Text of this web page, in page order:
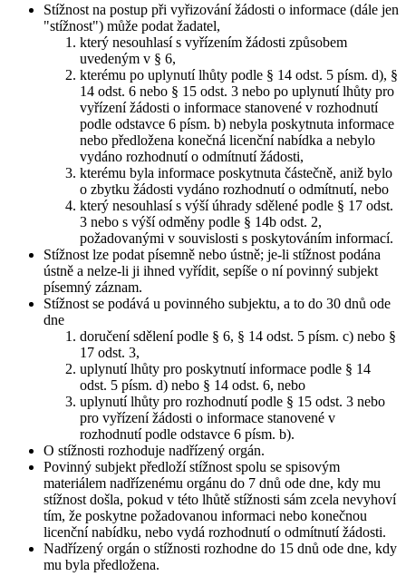
Stížnost na postup při vyřizování žádosti o informace (dále jen
"stížnost") může podat žadatel,
který nesouhlasí s vyřízením žádosti způsobem
uvedeným v § 6,
kterému po uplynutí lhůty podle § 14 odst. 5 písm. d), §
14 odst. 6 nebo § 15 odst. 3 nebo po uplynutí lhůty pro
vyřízení žádosti o informace stanovené v rozhodnutí
podle odstavce 6 písm. b) nebyla poskytnuta informace
nebo předložena konečná licenční nabídka a nebylo
vydáno rozhodnutí o odmítnutí žádosti,
kterému byla informace poskytnuta částečně, aniž bylo
o zbytku žádosti vydáno rozhodnutí o odmítnutí, nebo
který nesouhlasí s výší úhrady sdělené podle § 17 odst.
3 nebo s výší odměny podle § 14b odst. 2,
požadovanými v souvislosti s poskytováním informací.
Stížnost lze podat písemně nebo ústně; je-li stížnost podána
ústně a nelze-li ji ihned vyřídit, sepíše o ní povinný subjekt
písemný záznam.
Stížnost se podává u povinného subjektu, a to do 30 dnů ode
dne
doručení sdělení podle § 6, § 14 odst. 5 písm. c) nebo §
17 odst. 3,
uplynutí lhůty pro poskytnutí informace podle § 14
odst. 5 písm. d) nebo § 14 odst. 6, nebo
uplynutí lhůty pro rozhodnutí podle § 15 odst. 3 nebo
pro vyřízení žádosti o informace stanovené v
rozhodnutí podle odstavce 6 písm. b).
O stížnosti rozhoduje nadřízený orgán.
Povinný subjekt předloží stížnost spolu se spisovým
materiálem nadřízenému orgánu do 7 dnů ode dne, kdy mu
stížnost došla, pokud v této lhůtě stížnosti sám zcela nevyhoví
tím, že poskytne požadovanou informaci nebo konečnou
licenční nabídku, nebo vydá rozhodnutí o odmítnutí žádosti.
Nadřízený orgán o stížnosti rozhodne do 15 dnů ode dne, kdy
mu byla předložena.